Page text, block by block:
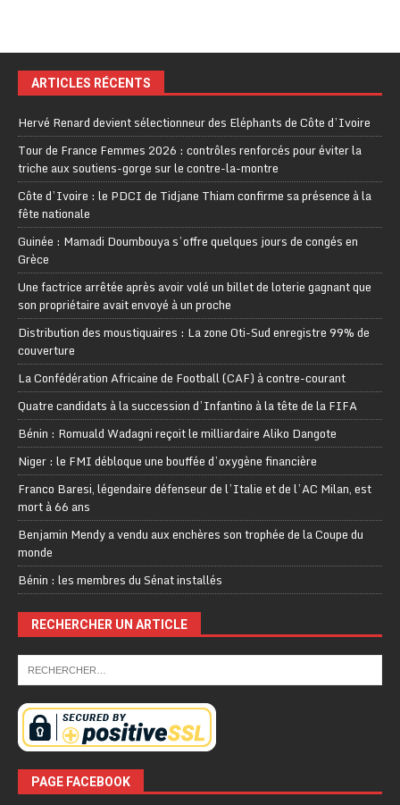
ARTICLES RÉCENTS
Hervé Renard devient sélectionneur des Eléphants de Côte d’Ivoire
Tour de France Femmes 2026 : contrôles renforcés pour éviter la
triche aux soutiens-gorge sur le contre-la-montre
Côte d’Ivoire : le PDCI de Tidjane Thiam confirme sa présence à la
fête nationale
Guinée : Mamadi Doumbouya s’offre quelques jours de congés en
Grèce
Une factrice arrêtée après avoir volé un billet de loterie gagnant que
son propriétaire avait envoyé à un proche
Distribution des moustiquaires : La zone Oti-Sud enregistre 99% de
couverture
La Confédération Africaine de Football (CAF) à contre-courant
Quatre candidats à la succession d’Infantino à la tête de la FIFA
Bénin : Romuald Wadagni reçoit le milliardaire Aliko Dangote
Niger : le FMI débloque une bouffée d’oxygène financière
Franco Baresi, légendaire défenseur de l’Italie et de l’AC Milan, est
mort à 66 ans
Benjamin Mendy a vendu aux enchères son trophée de la Coupe du
monde
Bénin : les membres du Sénat installés
RECHERCHER UN ARTICLE
PAGE FACEBOOK